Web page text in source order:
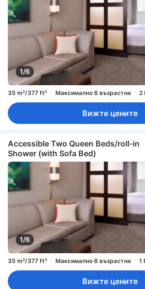
1/6
35 m²/377 ft² Максимално 6 възрастни 2
Вижте цените
Accessible Two Queen Beds/roll-in
Shower (with Sofa Bed)
1/6
35 m²/377 ft² Максимално 6 възрастни 1
Вижте цените